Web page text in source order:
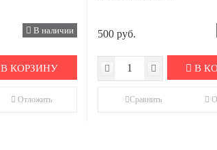
В наличии
В КОРЗИНУ
Отложить
500 руб.
В
Сравнить